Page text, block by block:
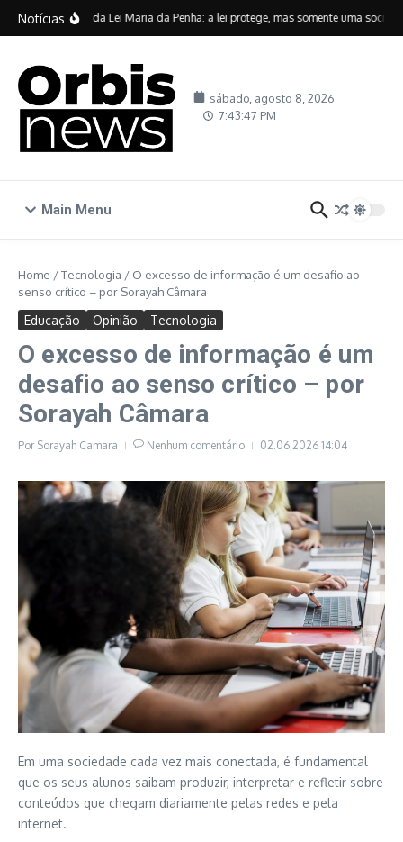
Ir para o conteúdo
Notícias
Vinte anos da Lei Maria da Penha: a lei protege, mas somente uma
sábado, agosto 8, 2026
7:43:48 PM
Main Menu
Home /Tecnologia / O excesso de informação é um desafio ao
senso crítico – por Sorayah Câmara
Educação Opinião Tecnologia
O excesso de informação é um
desafio ao senso crítico – por
Sorayah Câmara
Por Sorayah Camara Nenhum comentário 02.06.2026 14:04
Em uma sociedade cada vez mais conectada, é fundamental
que os seus alunos saibam produzir, interpretar e refletir sobre
conteúdos que chegam diariamente pelas redes e pela
internet.